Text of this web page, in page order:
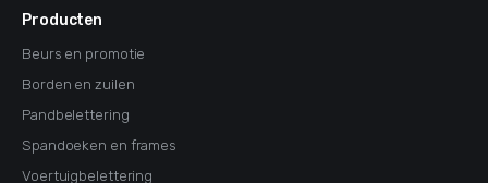
Producten
Beurs en promotie
Borden en zuilen
Pandbelettering
Spandoeken en frames
Voertuigbelettering